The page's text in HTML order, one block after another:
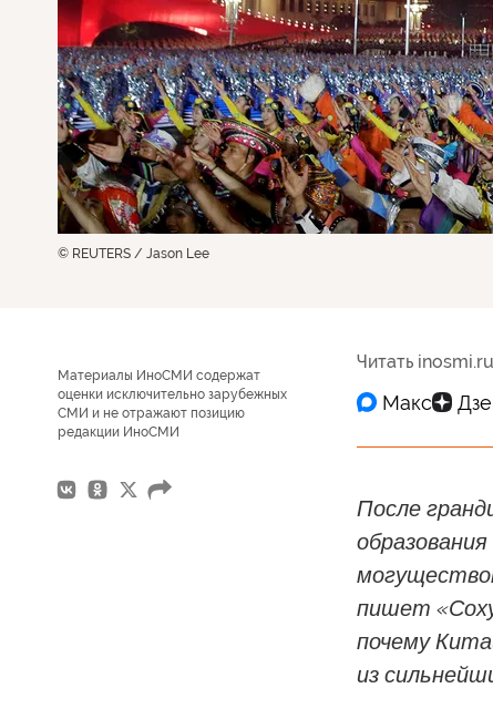
© REUTERS / Jason Lee
Материалы ИноСМИ содержат
оценки исключительно зарубежных
СМИ и не отражают позицию
редакции ИноСМИ
Читать
После
пишет
почему
из